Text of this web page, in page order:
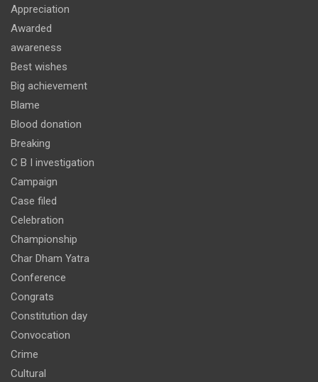
Appreciation
Awarded
awareness
Best wishes
Big achievement
Blame
Blood donation
Breaking
C B I investigation
Campaign
Case filed
Celebration
Championship
Char Dham Yatra
Conference
Congrats
Constitution day
Convocation
Crime
Cultural